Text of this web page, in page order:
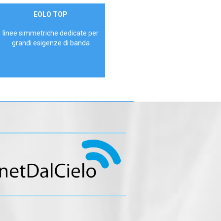
ContattaciEOLO TOP
linee simmetriche dedicate per
grandi esigenze di banda